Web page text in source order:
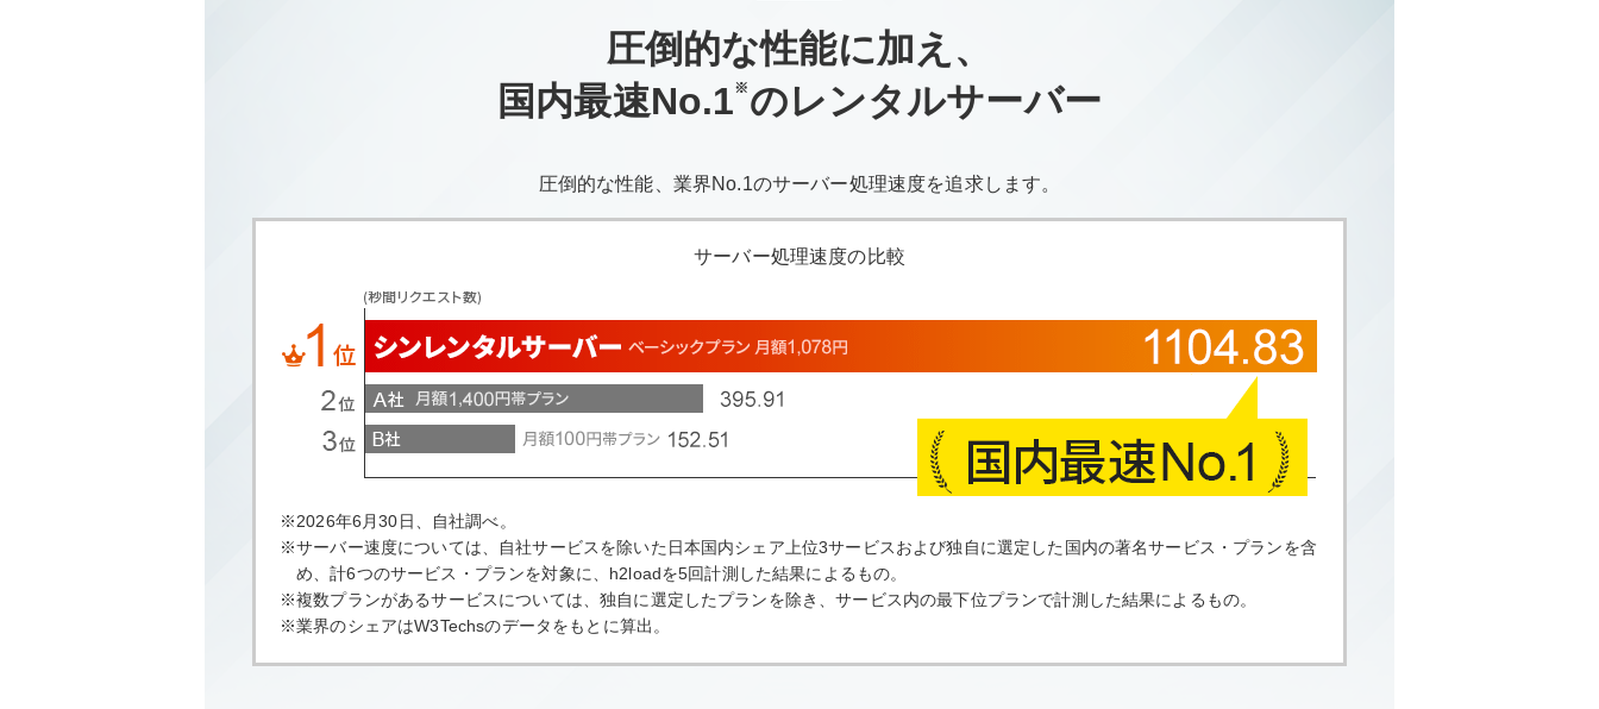
圧倒的な性能に加え、
国内最速No.1※ のレンタルサーバー
圧倒的な性能、業界No.1のサーバー処理速度を追求します。
サーバー処理速度の比較
※2026年6月30日、自社調べ。
※サーバー速度については、自社サービスを除いた日本国内シェア上位3サービスおよび独自に選定した国内の著名サービス・プランを含
め、計6つのサービス・プランを対象に、h2loadを5回計測した結果によるもの。
※複数プランがあるサービスについては、独自に選定したプランを除き、サービス内の最下位プランで計測した結果によるもの。
※業界のシェアはW3Techsのデータをもとに算出。